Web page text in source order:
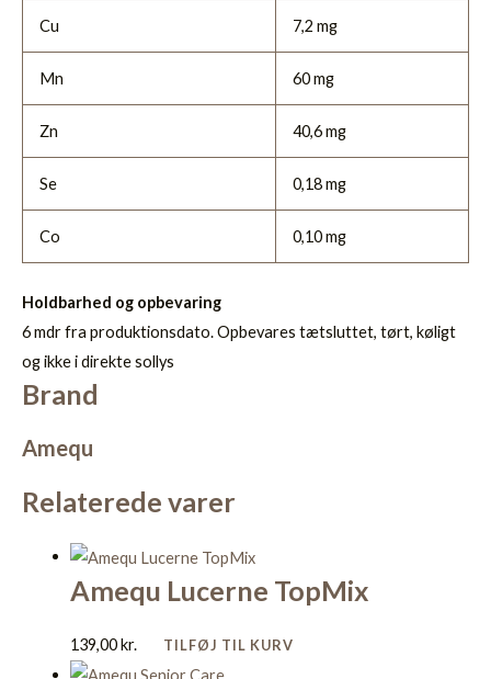
Cu 7,2 mg
Mn 60 mg
Zn 40,6 mg
Se 0,18 mg
Co 0,10 mg
Holdbarhed og opbevaring
6 mdr fra produktionsdato. Opbevares tætsluttet, tørt, køligt
og ikke i direkte sollys
Brand
Amequ
Relaterede varer
Amequ Lucerne TopMix
139,00kr. TILFØJ TIL KURV